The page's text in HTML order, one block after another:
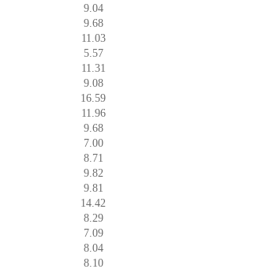
9.04
9.68
11.03
5.57
11.31
9.08
16.59
11.96
9.68
7.00
8.71
9.82
9.81
14.42
8.29
7.09
8.04
8.10